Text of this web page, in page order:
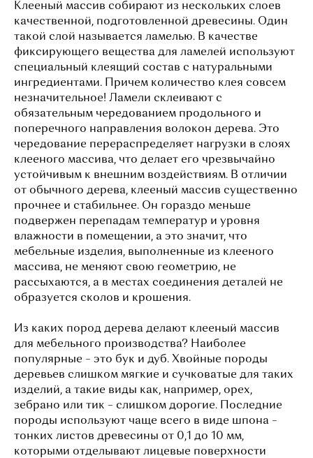
Клееный массив собирают из нескольких слоев
качественной, подготовленной древесины. Один
такой слой называется ламелью. В качестве
фиксирующего вещества для ламелей используют
специальный клеящий состав с натуральными
ингредиентами. Причем количество клея совсем
незначительное! Ламели склеивают с
обязательным чередованием продольного и
поперечного направления волокон дерева. Это
чередование перераспределяет нагрузки в слоях
клееного массива, что делает его чрезвычайно
устойчивым к внешним воздействиям. В отличии
от обычного дерева, клееный массив существенно
прочнее и стабильнее. Он гораздо меньше
подвержен перепадам температур и уровня
влажности в помещении, а это значит, что
мебельные изделия, выполненные из клееного
массива, не меняют свою геометрию, не
рассыхаются, а в местах соединения деталей не
образуется сколов и крошения.
Из каких пород дерева делают клееный массив
для мебельного производства? Наиболее
популярные – это бук и дуб. Хвойные породы
деревьев слишком мягкие и сучковатые для таких
изделий, а такие виды как, например, орех,
зебрано или тик – слишком дорогие. Последние
породы используют чаще всего в виде шпона –
тонких листов древесины от 0,1 до 10 мм,
которыми отделывают лицевые поверхности